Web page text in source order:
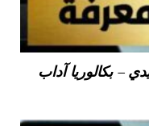
– بكالوريا آداب